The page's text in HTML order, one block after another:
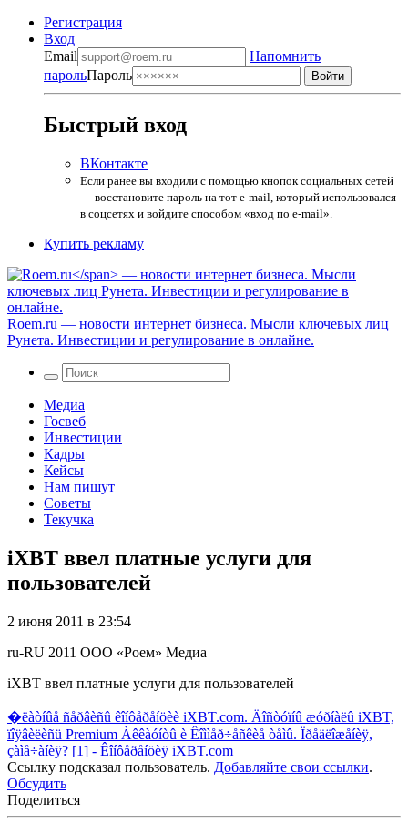
Регистрация
Вход
Email
Напомнить
парольПароль
Быстрый вход
ВКонтакте
Если ранее вы входили с помощью кнопок социальных сетей
— восстановите пароль на тот e-mail, который использовался
в соцсетях и войдите способом «вход по e-mail».
Купить рекламу
Roem.ru — новости интернет бизнеса. Мысли ключевых лиц
Рунета. Инвестиции и регулирование в онлайне.
Медиа
Госвеб
Инвестиции
Кадры
Кейсы
Нам пишут
Советы
Текучка
iXBT ввел платные услуги для
пользователей
2 июня 2011 в 23:54
ru-RU 2011 ООО «Роем» Медиа
iXBT ввел платные услуги для пользователей
�ëàòíûå ñåðâèñû êîíôåðåíöèè iXBT.com. Äîñòóïíû æóðíàëû iXBT,
ïîÿâèëèñü Premium Àêêàóíòû è Êîììåð÷åñêèå òåìû. Ïðåäëîæåíèÿ,
çàìå÷àíèÿ? [1] - Êîíôåðåíöèÿ iXBT.com
Ссылку подсказал пользователь. Добавляйте свои ссылки.
Обсудить
Поделиться